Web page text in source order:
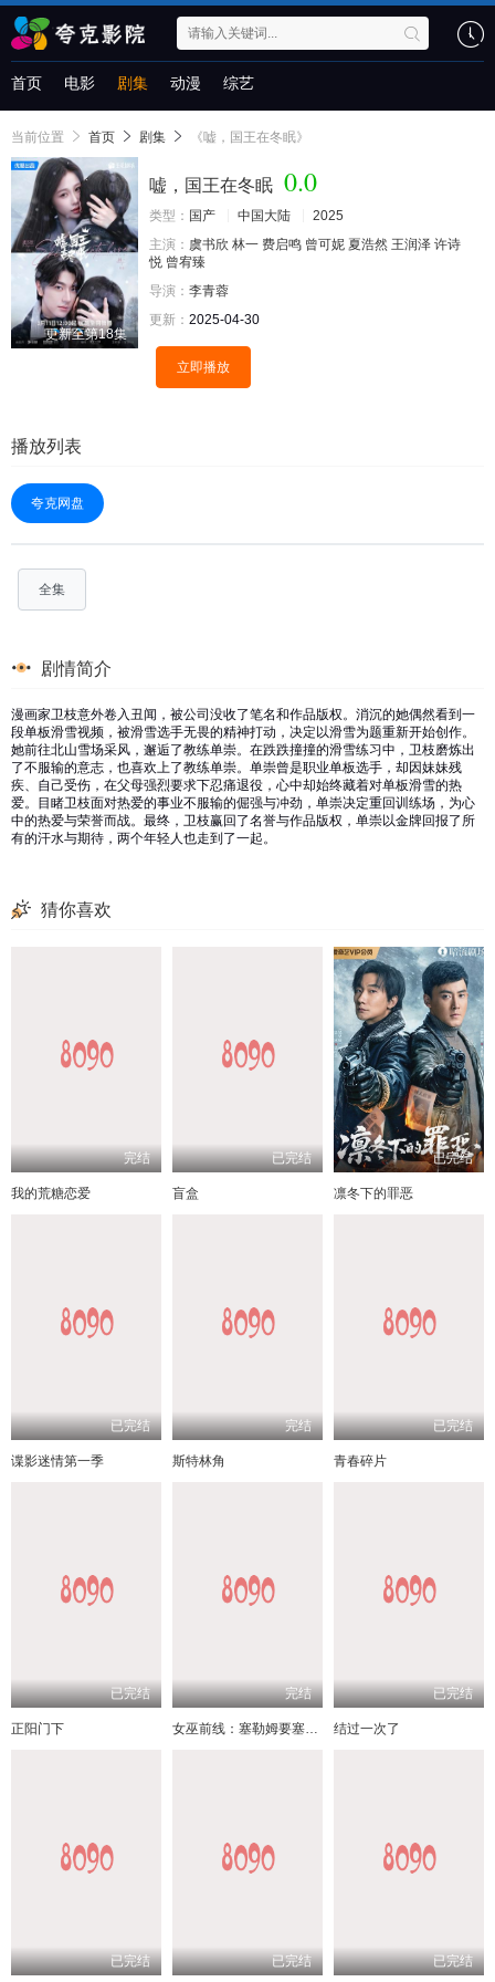
首页 电影 剧集 动漫 综艺
当前位置 首页 剧集 《嘘，国王在冬眠》
更新至第18集
嘘，国王在冬眠 0.0
类型： 国产 中国大陆
2025
主演： 虞书欣 林一 费启鸣 曾可妮 夏浩然 王润泽 许诗
悦 曾宥臻
导演： 李青蓉
更新： 2025-04-30
立即播放
播放列表
夸克网盘
全集
剧情简介
漫画家卫枝意外卷入丑闻，被公司没收了笔名和作品版权。消沉的她偶然看到一
段单板滑雪视频，被滑雪选手无畏的精神打动，决定以滑雪为题重新开始创作。
她前往北山雪场采风，邂逅了教练单崇。在跌跌撞撞的滑雪练习中，卫枝磨炼出
了不服输的意志，也喜欢上了教练单崇。单崇曾是职业单板选手，却因妹妹残
疾、自己受伤，在父母强烈要求下忍痛退役，心中却始终藏着对单板滑雪的热
爱。目睹卫枝面对热爱的事业不服输的倔强与冲劲，单崇决定重回训练场，为心
中的热爱与荣誉而战。最终，卫枝赢回了名誉与作品版权，单崇以金牌回报了所
有的汗水与期待，两个年轻人也走到了一起。
猜你喜欢
完结
我的荒糖恋爱
已完结
盲盒
已完结
凛冬下的罪恶
已完结
谍影迷情第一季
完结
斯特林角
已完结
青春碎片
已完结
正阳门下
完结
女巫前线：塞勒姆要塞第三季
已完结
结过一次了
已完结 已完结 已完结